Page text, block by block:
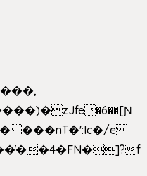
�6��[Ɲ
� ���nT�':Ic�/e